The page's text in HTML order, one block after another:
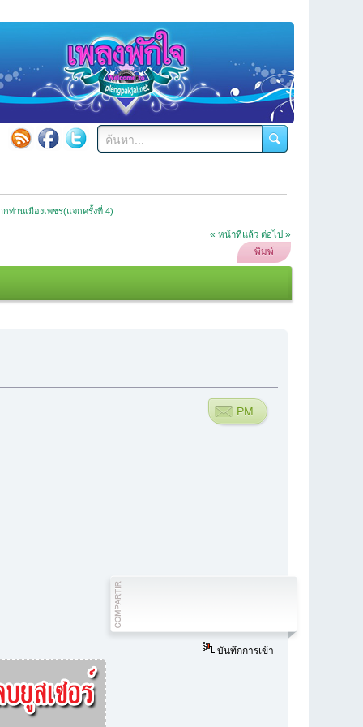
กท่านเมืองเพชร(แจกครั้งที่ 4)
« หน้าที่แล้ว ต่อไป »
พิมพ์
PM
บันทึกการเข้า